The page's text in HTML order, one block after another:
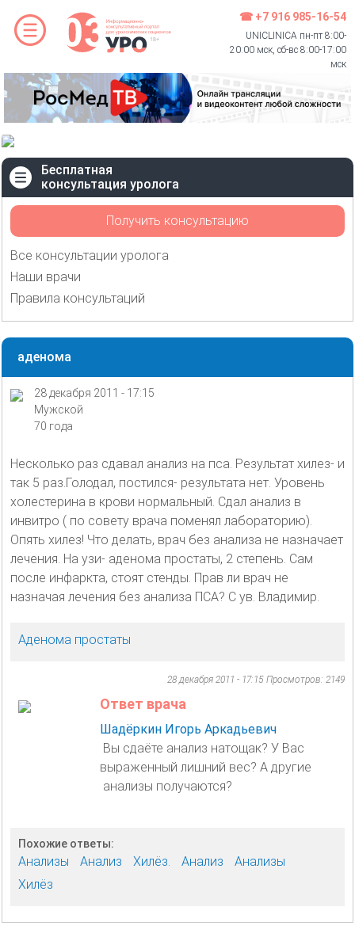
☎ +7 916 985-16-54
UNICLINICA пн-пт 8:00-
20:00 мск, сб-вс 8:00-17:00
мск
Бесплатная
консультация уролога
Получить консультацию
Все консультации уролога
Наши врачи
Правила консультаций
аденома
28 декабря 2011 - 17:15
Мужской
70 года
Несколько раз сдавал анализ на пса. Результат хилез- и
так 5 раз.Голодал, постился- результата нет. Уровень
холестерина в крови нормальный. Сдал анализ в
инвитро ( по совету врача поменял лабораторию).
Опять хилез! Что делать, врач без анализа не назначает
лечения. На узи- аденома простаты, 2 степень. Сам
после инфаркта, стоят стенды. Прав ли врач не
назначая лечения без анализа ПСА? С ув. Владимир.
Аденома простаты
28 декабря 2011 - 17:15 Просмотров: 2149
Ответ врача
Шадёркин Игорь Аркадьевич
Вы сдаёте анализ натощак? У Вас
выраженный лишний вес? А другие
анализы получаются?
Похожие ответы:
Анализы Анализ Хилёз. Анализ
Анализы
Хилёз